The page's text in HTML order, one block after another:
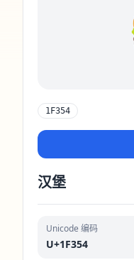
1F354
汉堡
Unicode 编码
U+1F354